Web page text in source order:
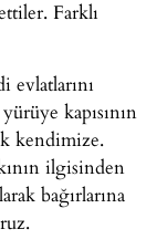
Farklı
evlatlarını
kapısının
kendimize.
ilgisinden
bağırlarına